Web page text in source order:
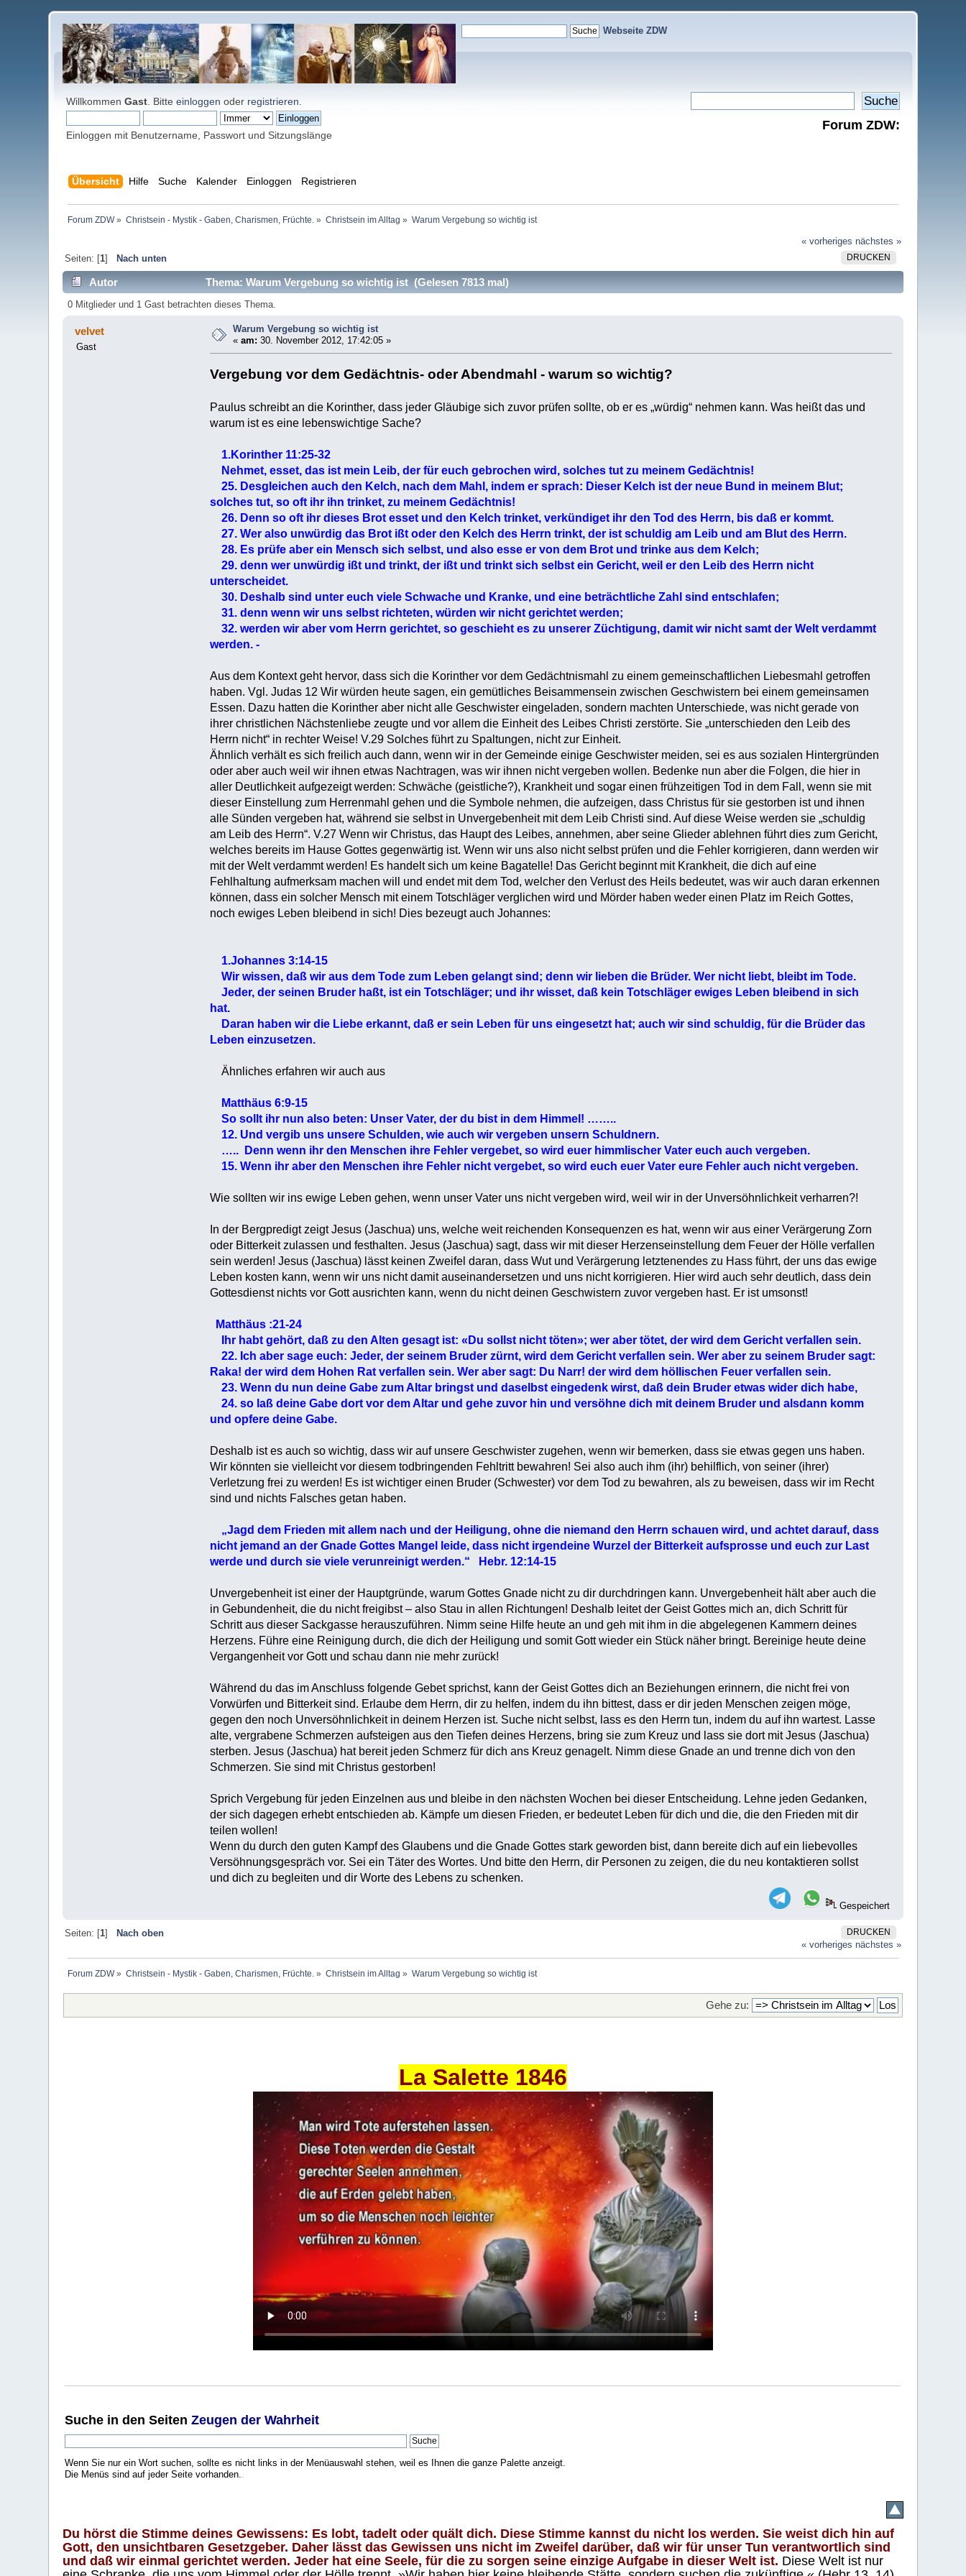
Webseite ZDW
WillkommenGast . Bitteeinloggen oder registrieren
Einloggen mit Benutzername, Passwort und Sitzungslänge
Forum ZDW:
Übersicht Hilfe Suche Kalender Einloggen Registrieren
Forum ZDW» Christsein - Mystik - Gaben, Charismen, Früchte.» Christsein im Alltag » Warum Vergebung so wichtig ist
« vorheriges nächstes »
DRUCKEN
Seiten: [1] Nach unten
Autor Thema: Warum Vergebung so wichtig ist (Gelesen 7813 mal)
0 Mitglieder und 1 Gast betrachten dieses Thema.
velvet
Gast
Warum Vergebung so wichtig ist
«am: 30. November 2012, 17:42:05 »
Vergebung vor dem Gedächtnis- oder Abendmahl - warum so wichtig?
Paulus schreibt an die Korinther, dass jeder Gläubige sich zuvor prüfen sollte, ob er es „würdig“ nehmen kann. Was heißt das und
warum ist es eine lebenswichtige Sache?
1.Korinther 11:25-32
Nehmet, esset, das ist mein Leib, der für euch gebrochen wird, solches tut zu meinem Gedächtnis!
25. Desgleichen auch den Kelch, nach dem Mahl, indem er sprach: Dieser Kelch ist der neue Bund in meinem Blut;
solches tut, so oft ihr ihn trinket, zu meinem Gedächtnis!
26. Denn so oft ihr dieses Brot esset und den Kelch trinket, verkündiget ihr den Tod des Herrn, bis daß er kommt.
27. Wer also unwürdig das Brot ißt oder den Kelch des Herrn trinkt, der ist schuldig am Leib und am Blut des Herrn.
28. Es prüfe aber ein Mensch sich selbst, und also esse er von dem Brot und trinke aus dem Kelch;
29. denn wer unwürdig ißt und trinkt, der ißt und trinkt sich selbst ein Gericht, weil er den Leib des Herrn nicht
unterscheidet.
30. Deshalb sind unter euch viele Schwache und Kranke, und eine beträchtliche Zahl sind entschlafen;
31. denn wenn wir uns selbst richteten, würden wir nicht gerichtet werden;
32. werden wir aber vom Herrn gerichtet, so geschieht es zu unserer Züchtigung, damit wir nicht samt der Welt verdammt
werden. -
Aus dem Kontext geht hervor, dass sich die Korinther vor dem Gedächtnismahl zu einem gemeinschaftlichen Liebesmahl getroffen
haben. Vgl. Judas 12 Wir würden heute sagen, ein gemütliches Beisammensein zwischen Geschwistern bei einem gemeinsamen
Essen. Dazu hatten die Korinther aber nicht alle Geschwister eingeladen, sondern machten Unterschiede, was nicht gerade von
ihrer christlichen Nächstenliebe zeugte und vor allem die Einheit des Leibes Christi zerstörte. Sie „unterschieden den Leib des
Herrn nicht“ in rechter Weise! V.29 Solches führt zu Spaltungen, nicht zur Einheit.
Ähnlich verhält es sich freilich auch dann, wenn wir in der Gemeinde einige Geschwister meiden, sei es aus sozialen Hintergründen
oder aber auch weil wir ihnen etwas Nachtragen, was wir ihnen nicht vergeben wollen. Bedenke nun aber die Folgen, die hier in
aller Deutlichkeit aufgezeigt werden: Schwäche (geistliche?), Krankheit und sogar einen frühzeitigen Tod in dem Fall, wenn sie mit
dieser Einstellung zum Herrenmahl gehen und die Symbole nehmen, die aufzeigen, dass Christus für sie gestorben ist und ihnen
alle Sünden vergeben hat, während sie selbst in Unvergebenheit mit dem Leib Christi sind. Auf diese Weise werden sie „schuldig
am Leib des Herrn“. V.27 Wenn wir Christus, das Haupt des Leibes, annehmen, aber seine Glieder ablehnen führt dies zum Gericht,
welches bereits im Hause Gottes gegenwärtig ist. Wenn wir uns also nicht selbst prüfen und die Fehler korrigieren, dann werden wir
mit der Welt verdammt werden! Es handelt sich um keine Bagatelle! Das Gericht beginnt mit Krankheit, die dich auf eine
Fehlhaltung aufmerksam machen will und endet mit dem Tod, welcher den Verlust des Heils bedeutet, was wir auch daran erkennen
können, dass ein solcher Mensch mit einem Totschläger verglichen wird und Mörder haben weder einen Platz im Reich Gottes,
noch ewiges Leben bleibend in sich! Dies bezeugt auch Johannes:
1.Johannes 3:14-15
Wir wissen, daß wir aus dem Tode zum Leben gelangt sind; denn wir lieben die Brüder. Wer nicht liebt, bleibt im Tode.
Jeder, der seinen Bruder haßt, ist ein Totschläger; und ihr wisset, daß kein Totschläger ewiges Leben bleibend in sich
hat.
Daran haben wir die Liebe erkannt, daß er sein Leben für uns eingesetzt hat; auch wir sind schuldig, für die Brüder das
Leben einzusetzen.
Ähnliches erfahren wir auch aus
Matthäus 6:9-15
So sollt ihr nun also beten: Unser Vater, der du bist in dem Himmel! ……..
12. Und vergib uns unsere Schulden, wie auch wir vergeben unsern Schuldnern.
….. Denn wenn ihr den Menschen ihre Fehler vergebet, so wird euer himmlischer Vater euch auch vergeben.
15. Wenn ihr aber den Menschen ihre Fehler nicht vergebet, so wird euch euer Vater eure Fehler auch nicht vergeben.
Wie sollten wir ins ewige Leben gehen, wenn unser Vater uns nicht vergeben wird, weil wir in der Unversöhnlichkeit verharren?!
In der Bergpredigt zeigt Jesus (Jaschua) uns, welche weit reichenden Konsequenzen es hat, wenn wir aus einer Verärgerung Zorn
oder Bitterkeit zulassen und festhalten. Jesus (Jaschua) sagt, dass wir mit dieser Herzenseinstellung dem Feuer der Hölle verfallen
sein werden! Jesus (Jaschua) lässt keinen Zweifel daran, dass Wut und Verärgerung letztenendes zu Hass führt, der uns das ewige
Leben kosten kann, wenn wir uns nicht damit auseinandersetzen und uns nicht korrigieren. Hier wird auch sehr deutlich, dass dein
Gottesdienst nichts vor Gott ausrichten kann, wenn du nicht deinen Geschwistern zuvor vergeben hast. Er ist umsonst!
Matthäus :21-24
Ihr habt gehört, daß zu den Alten gesagt ist: «Du sollst nicht töten»; wer aber tötet, der wird dem Gericht verfallen sein.
22. Ich aber sage euch: Jeder, der seinem Bruder zürnt, wird dem Gericht verfallen sein. Wer aber zu seinem Bruder sagt:
Raka! der wird dem Hohen Rat verfallen sein. Wer aber sagt: Du Narr! der wird dem höllischen Feuer verfallen sein.
23. Wenn du nun deine Gabe zum Altar bringst und daselbst eingedenk wirst, daß dein Bruder etwas wider dich habe,
24. so laß deine Gabe dort vor dem Altar und gehe zuvor hin und versöhne dich mit deinem Bruder und alsdann komm
und opfere deine Gabe.
Deshalb ist es auch so wichtig, dass wir auf unsere Geschwister zugehen, wenn wir bemerken, dass sie etwas gegen uns haben.
Wir könnten sie vielleicht vor diesem todbringenden Fehltritt bewahren! Sei also auch ihm (ihr) behilflich, von seiner (ihrer)
Verletzung frei zu werden! Es ist wichtiger einen Bruder (Schwester) vor dem Tod zu bewahren, als zu beweisen, dass wir im Recht
sind und nichts Falsches getan haben.
„Jagd dem Frieden mit allem nach und der Heiligung, ohne die niemand den Herrn schauen wird, und achtet darauf, dass
nicht jemand an der Gnade Gottes Mangel leide, dass nicht irgendeine Wurzel der Bitterkeit aufsprosse und euch zur Last
werde und durch sie viele verunreinigt werden.“ Hebr. 12:14-15
Unvergebenheit ist einer der Hauptgründe, warum Gottes Gnade nicht zu dir durchdringen kann. Unvergebenheit hält aber auch die
in Gebundenheit, die du nicht freigibst – also Stau in allen Richtungen! Deshalb leitet der Geist Gottes mich an, dich Schritt für
Schritt aus dieser Sackgasse herauszuführen. Nimm seine Hilfe heute an und geh mit ihm in die abgelegenen Kammern deines
Herzens. Führe eine Reinigung durch, die dich der Heiligung und somit Gott wieder ein Stück näher bringt. Bereinige heute deine
Vergangenheit vor Gott und schau dann nie mehr zurück!
Während du das im Anschluss folgende Gebet sprichst, kann der Geist Gottes dich an Beziehungen erinnern, die nicht frei von
Vorwürfen und Bitterkeit sind. Erlaube dem Herrn, dir zu helfen, indem du ihn bittest, dass er dir jeden Menschen zeigen möge,
gegen den noch Unversöhnlichkeit in deinem Herzen ist. Suche nicht selbst, lass es den Herrn tun, indem du auf ihn wartest. Lasse
alte, vergrabene Schmerzen aufsteigen aus den Tiefen deines Herzens, bring sie zum Kreuz und lass sie dort mit Jesus (Jaschua)
sterben. Jesus (Jaschua) hat bereit jeden Schmerz für dich ans Kreuz genagelt. Nimm diese Gnade an und trenne dich von den
Schmerzen. Sie sind mit Christus gestorben!
Sprich Vergebung für jeden Einzelnen aus und bleibe in den nächsten Wochen bei dieser Entscheidung. Lehne jeden Gedanken,
der sich dagegen erhebt entschieden ab. Kämpfe um diesen Frieden, er bedeutet Leben für dich und die, die den Frieden mit dir
teilen wollen!
Wenn du durch den guten Kampf des Glaubens und die Gnade Gottes stark geworden bist, dann bereite dich auf ein liebevolles
Versöhnungsgespräch vor. Sei ein Täter des Wortes. Und bitte den Herrn, dir Personen zu zeigen, die du neu kontaktieren sollst
und dich zu begleiten und dir Worte des Lebens zu schenken.
Gespeichert
DRUCKEN
Seiten: [1]
Nach oben
« vorheriges nächstes »
Forum ZDW» Christsein - Mystik - Gaben, Charismen, Früchte.» Christsein im Alltag » Warum Vergebung so wichtig ist
Gehe zu:
La Salette 1846
Suche in den SeitenZeugen der Wahrheit
Wenn Sie nur ein Wort suchen, sollte es nicht links in der Menüauswahl stehen, weil es Ihnen die ganze Palette anzeigt.
Die Menüs sind auf jeder Seite vorhanden..
Du hörst die Stimme deines Gewissens: Es lobt, tadelt oder quält dich. Diese Stimme kannst du nicht los werden. Sie weist dich hin auf
Gott, den unsichtbaren Gesetzgeber. Daher lässt das Gewissen uns nicht im Zweifel darüber, daß wir für unser Tun verantwortlich sind
und daß wir einmal gerichtet werden. Jeder hat eine Seele, für die zu sorgen seine einzige Aufgabe in dieser Welt ist. Diese Welt ist nur